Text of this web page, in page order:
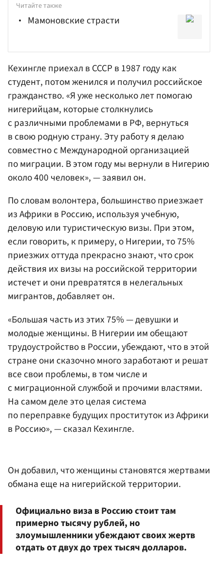
Читайте также
Мамоновские страсти
Кехингле приехал в СССР в 1987 году как
студент, потом женился и получил российское
гражданство. «Я уже несколько лет помогаю
нигерийцам, которые столкнулись
с различными проблемами в РФ, вернуться
в свою родную страну. Эту работу я делаю
совместно с Международной организацией
по миграции. В этом году мы вернули в Нигерию
около 400 человек», — заявил он.
По словам волонтера, большинство приезжает
из Африки в Россию, используя учебную,
деловую или туристическую визы. При этом,
если говорить, к примеру, о Нигерии, то 75%
приезжих оттуда прекрасно знают, что срок
действия их визы на российской территории
истечет и они превратятся в нелегальных
мигрантов, добавляет он.
«Большая часть из этих 75% — девушки и
молодые женщины. В Нигерии им обещают
трудоустройство в России, убеждают, что в этой
стране они сказочно много заработают и решат
все свои проблемы, в том числе и
с миграционной службой и прочими властями.
На самом деле это целая система
по переправке будущих проституток из Африки
в Россию», — сказал Кехингле.
Он добавил, что женщины становятся жертвами
обмана еще на нигерийской территории.
Официально виза в Россию стоит там
примерно тысячу рублей, но
злоумышленники убеждают своих жертв
отдать от двух до трех тысяч долларов.